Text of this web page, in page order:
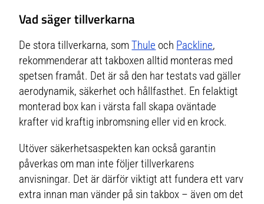
Vad säger tillverkarna
De stora tillverkarna, somThule och Packline,
rekommenderar att takboxen alltid monteras med
spetsen framåt. Det är så den har testats vad gäller
aerodynamik, säkerhet och hållfasthet. En felaktigt
monterad box kan i värsta fall skapa oväntade
krafter vid kraftig inbromsning eller vid en krock.
Utöver säkerhetsaspekten kan också garantin
påverkas om man inte följer tillverkarens
anvisningar. Det är därför viktigt att fundera ett varv
extra innan man vänder på sin takbox – även om det